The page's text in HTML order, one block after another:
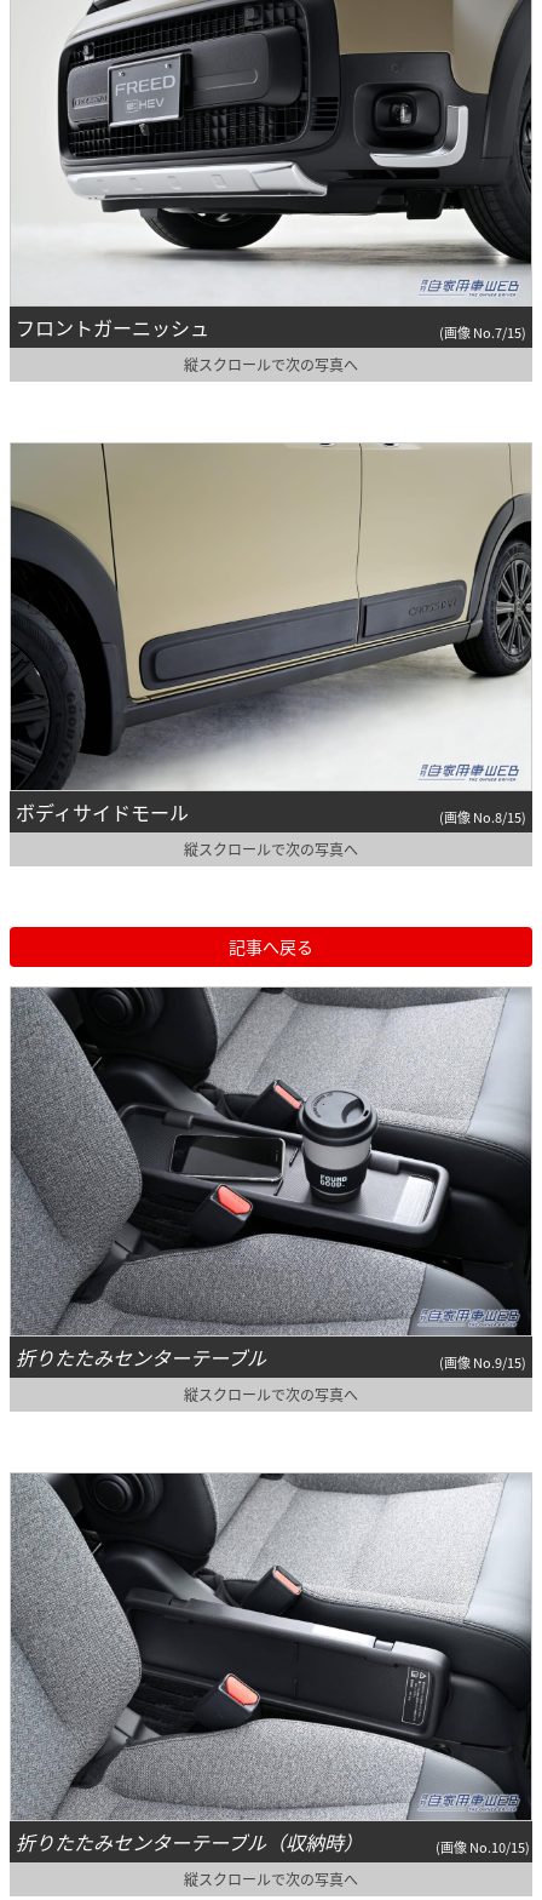
フロントガーニッシュ (画像 No.7/15)
縦スクロールで次の写真へ
ボディサイドモール (画像 No.8/15)
縦スクロールで次の写真へ
記事へ戻る
折りたたみセンターテーブル (画像 No.9/15)
縦スクロールで次の写真へ
折りたたみセンターテーブル（収納時） (画像 No.10/15)
縦スクロールで次の写真へ